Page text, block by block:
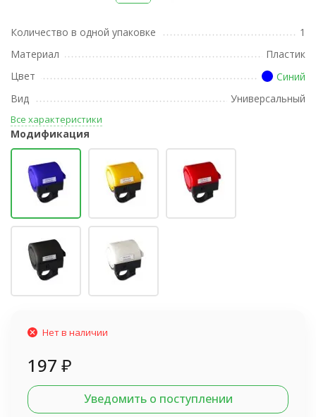
Количество в одной упаковке
1
Материал
Пластик
Цвет
Синий
Вид
Универсальный
Все характеристики
Модификация
Нет в наличии
197 ₽
Уведомить о поступлении